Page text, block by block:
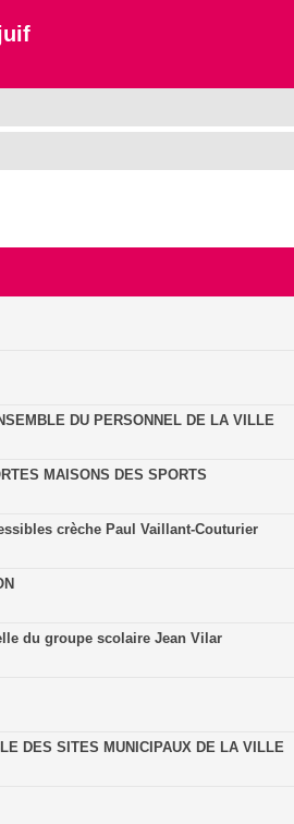
DU PERSONNEL DE LA VILLE
MAISONS DES SPORTS
crèche Paul Vaillant-Couturier
du groupe scolaire Jean Vilar
DES SITES MUNICIPAUX DE LA VILLE